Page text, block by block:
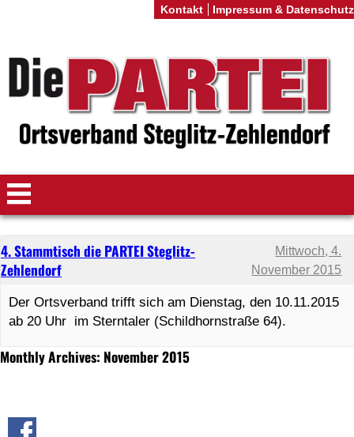
Monthly Archives: November 2015
4. Stammtisch die PARTEI Steglitz-
Zehlendorf
Mittwoch, 4.
November 2015
Der Ortsverband trifft sich am Dienstag, den 10.11.2015
ab 20 Uhr im Sterntaler (Schildhornstraße 64).
Kontakt Impressum & Datenschutz